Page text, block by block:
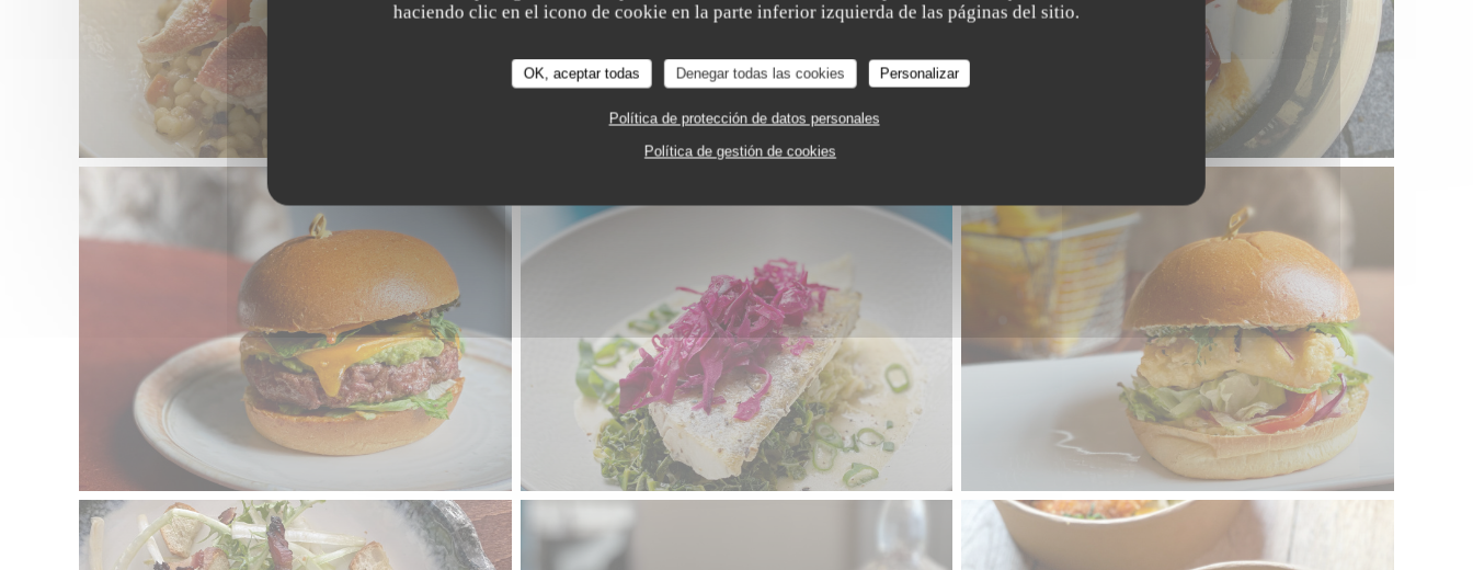
haciendo clic en el icono de cookie en la parte inferior izquierda de las páginas del sitio.
OK, aceptar todas Denegar todas las cookies Personalizar
Política de protección de datos personales
Política de gestión de cookies